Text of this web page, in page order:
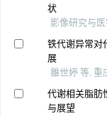
状
影像研究与
铁代谢异常对
展
雒世婷 等, 重
代谢相关脂肪
与展望